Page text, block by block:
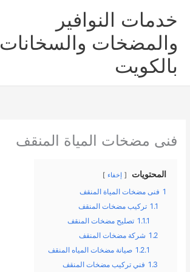
المحتوى
خدمات النوافير
والمضخات والسخانات
بالكويت
فنى مضخات المياة المنقف
المحتويات إخفاء
1 فنى مضخات المياة المنقف
1.1 تركيب مضخات المنقف
1.1.1 تصليح مضخات المنقف
1.2 شركة مضخات المنقف
1.2.1 صيانة مضخات المياه المنقف
1.3 فني تركيب مضخات المنقف